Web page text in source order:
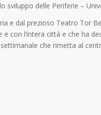
sviluppo delle Periferie –
e dal prezioso Teatro Tor
con l’intera città e che ha
che rimetta al